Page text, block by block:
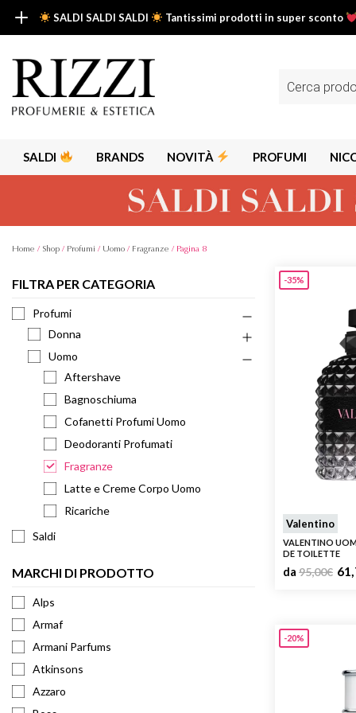
SALDI SALDI SALDI
Tantissimi prodotti in super sconto
SALDI SALDI SALDI
Fino al -50% su tantissimi prodotti beauty nella sezione saldi: il tuo
Scopri tutti i prodotti in super saldo!
prodotti
SALDI BRANDS
Alyssa
Armaf
Armani
Armani
Azzaro
NOVITÀ PROFUMI
Home / Shop / Profumi / Uomo / Fragranze / Pagina 8
FILTRA PER CATEGORIA
Profumi
Donna
Uomo
Aftershave
Bagnoschiuma
Cofanetti Profumi Uomo
Deodoranti Profumati
Fragranze
Latte e Creme Corpo Uomo
Ricariche
Saldi
MARCHI DI PRODOTTO
Alps
Armaf
Armani Parfums
Atkinsons
Azzaro
-35%
Valentino
VALENTINO
DE TOILETTE
da 95,00€
-20%